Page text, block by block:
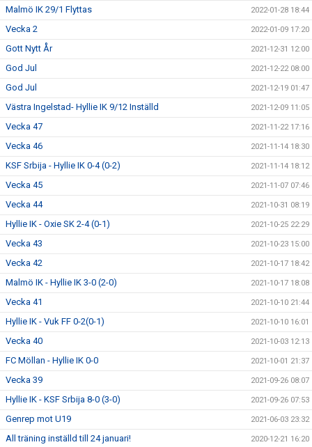
Malmö IK 29/1 Flyttas 2022-01-28 18:44
Vecka 2 2022-01-09 17:20
Gott Nytt År 2021-12-31 12:00
God Jul 2021-12-22 08:00
God Jul 2021-12-19 01:47
Västra Ingelstad- Hyllie IK 9/12 Inställd 2021-12-09 11:05
Vecka 47 2021-11-22 17:16
Vecka 46 2021-11-14 18:30
KSF Srbija - Hyllie IK 0-4 (0-2) 2021-11-14 18:12
Vecka 45 2021-11-07 07:46
Vecka 44 2021-10-31 08:19
Hyllie IK - Oxie SK 2-4 (0-1) 2021-10-25 22:29
Vecka 43 2021-10-23 15:00
Vecka 42 2021-10-17 18:42
Malmö IK - Hyllie IK 3-0 (2-0) 2021-10-17 18:08
Vecka 41 2021-10-10 21:44
Hyllie IK - Vuk FF 0-2(0-1) 2021-10-10 16:01
Vecka 40 2021-10-03 12:13
FC Möllan - Hyllie IK 0-0 2021-10-01 21:37
Vecka 39 2021-09-26 08:07
Hyllie IK - KSF Srbija 8-0 (3-0) 2021-09-26 07:53
Genrep mot U19 2021-06-03 23:32
All träning inställd till 24 januari! 2020-12-21 16:20